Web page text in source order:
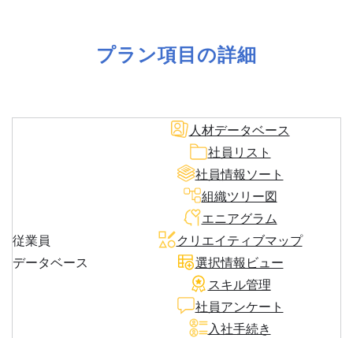
プラン項目の詳細
従業員
データベース
人材データベース
社員リスト
社員情報ソート
組織ツリー図
エニアグラム
クリエイティブマップ
選択情報ビュー
スキル管理
社員アンケート
入社手続き